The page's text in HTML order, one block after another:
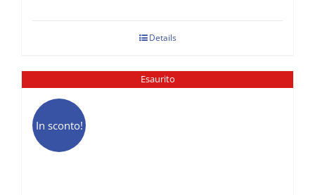
9.790,00 €.5.727,15 €.
Details
Esaurito
In sconto!